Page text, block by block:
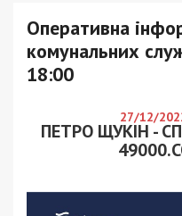
Оперативна
комунальних
18:00
27/12/
ПЕТРО ЩУКІН -